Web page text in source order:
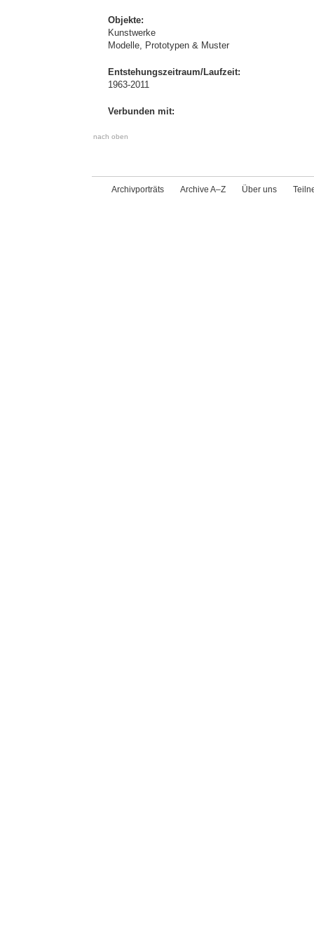
Objekte:
Kunstwerke
Modelle, Prototypen & Muster
Entstehungszeitraum/Laufzeit:
1963-2011
Verbunden mit:
nach oben
Archivporträts Archive A–Z Über uns